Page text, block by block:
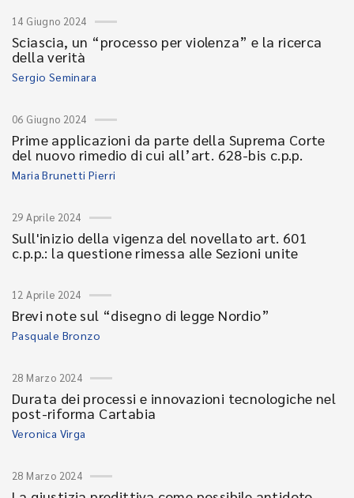
14 Giugno 2024
Sciascia, un “processo per violenza” e la ricerca
della verità
Sergio Seminara
06 Giugno 2024
Prime applicazioni da parte della Suprema Corte
del nuovo rimedio di cui all’art. 628-bis c.p.p.
Maria Brunetti Pierri
29 Aprile 2024
Sull'inizio della vigenza del novellato art. 601
c.p.p.: la questione rimessa alle Sezioni unite
12 Aprile 2024
Brevi note sul “disegno di legge Nordio”
Pasquale Bronzo
28 Marzo 2024
Durata dei processi e innovazioni tecnologiche nel
post-riforma Cartabia
Veronica Virga
28 Marzo 2024